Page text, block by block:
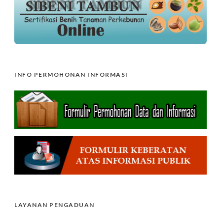
INFO PERMOHONAN INFORMASI
LAYANAN PENGADUAN